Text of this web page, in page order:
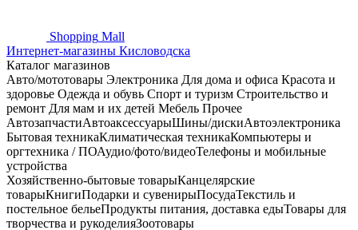
Shopping Mall
Интернет-магазины Кисловодска
Каталог магазинов
Авто/мототовары Электроника Для дома и офиса Красота и
здоровье Одежда и обувь Спорт и туризм Строительство и
ремонт Для мам и их детей Мебель Прочее
АвтозапчастиАвтоаксессуарыШины/дискиАвтоэлектроника
Бытовая техникаКлиматическая техникаКомпьютеры и
оргтехника / ПОАудио/фото/видеоТелефоны и мобильные
устройства
Хозяйственно-бытовые товарыКанцелярские
товарыКнигиПодарки и сувенирыПосудаТекстиль и
постельное бельеПродукты питания, доставка едыТовары для
творчества и рукоделияЗоотовары